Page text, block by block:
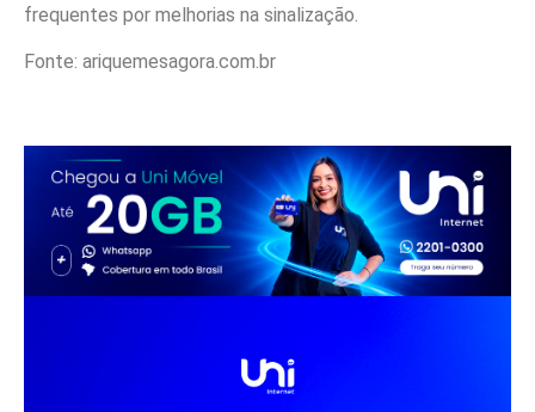
frequentes por melhorias na sinalização.
Fonte: ariquemesagora.com.br